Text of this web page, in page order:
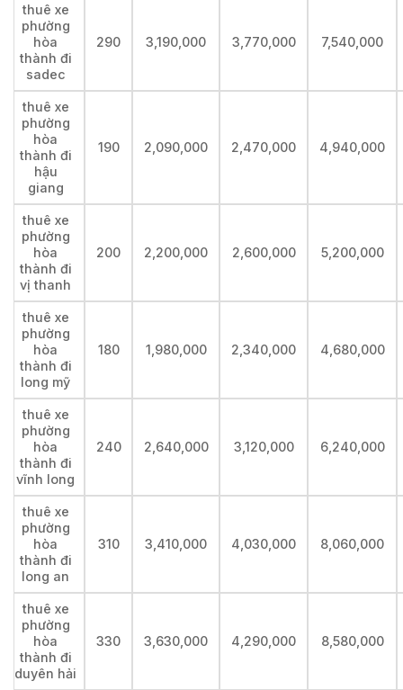
thuê xe
phường
hòa
thành đi
sadec
290 3,190,000 3,770,000 7,540,000
thuê xe
phường
hòa
thành đi
hậu
giang
190 2,090,000 2,470,000 4,940,000
thuê xe
phường
hòa
thành đi
vị thanh
200 2,200,000 2,600,000 5,200,000
thuê xe
phường
hòa
thành đi
long mỹ
180 1,980,000 2,340,000 4,680,000
thuê xe
phường
hòa
thành đi
vĩnh long
240 2,640,000 3,120,000 6,240,000
thuê xe
phường
hòa
thành đi
long an
310 3,410,000 4,030,000 8,060,000
thuê xe
phường
hòa
thành đi
duyên hải
330 3,630,000 4,290,000 8,580,000